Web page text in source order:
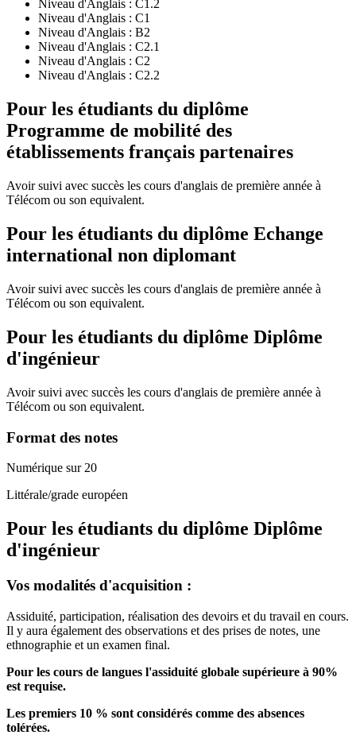
Niveau d'Anglais : C1.2
Niveau d'Anglais : C1
Niveau d'Anglais : B2
Niveau d'Anglais : C2.1
Niveau d'Anglais : C2
Niveau d'Anglais : C2.2
Pour les étudiants du diplôme
Programme de mobilité des
établissements français partenaires
Avoir suivi avec succès les cours d'anglais de première année à
Télécom ou son equivalent.
Pour les étudiants du diplôme Echange
international non diplomant
Avoir suivi avec succès les cours d'anglais de première année à
Télécom ou son equivalent.
Pour les étudiants du diplôme Diplôme
d'ingénieur
Avoir suivi avec succès les cours d'anglais de première année à
Télécom ou son equivalent.
Format des notes
Numérique sur 20
Littérale/grade européen
Pour les étudiants du diplôme Diplôme
d'ingénieur
Vos modalités d'acquisition :
Assiduité, participation, réalisation des devoirs et du travail en cours.
Il y aura également des observations et des prises de notes, une
ethnographie et un examen final.
Pour les cours de langues l'assiduité globale supérieure à 90%
est requise.
Les premiers 10 % sont considérés comme des absences
tolérées.